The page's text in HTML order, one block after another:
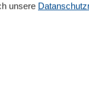
unsere